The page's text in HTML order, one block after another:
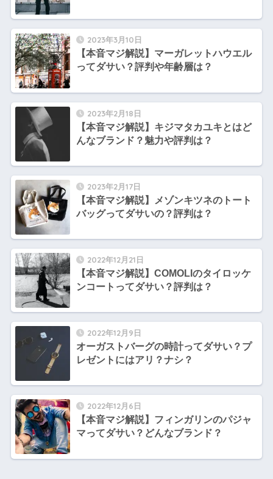
2023年3月10日
【本音マジ解説】マーガレットハウエル
ってダサい？評判や年齢層は？
2023年2月18日
【本音マジ解説】キジマタカユキとはど
んなブランド？魅力や評判は？
2023年2月17日
【本音マジ解説】メゾンキツネのトート
バッグってダサいの？評判は？
2022年12月21日
【本音マジ解説】COMOLIのタイロッケ
ンコートってダサい？評判は？
2022年12月9日
オーガストバーグの時計ってダサい？プ
レゼントにはアリ？ナシ？
2022年12月6日
【本音マジ解説】フィンガリンのパジャ
マってダサい？どんなブランド？